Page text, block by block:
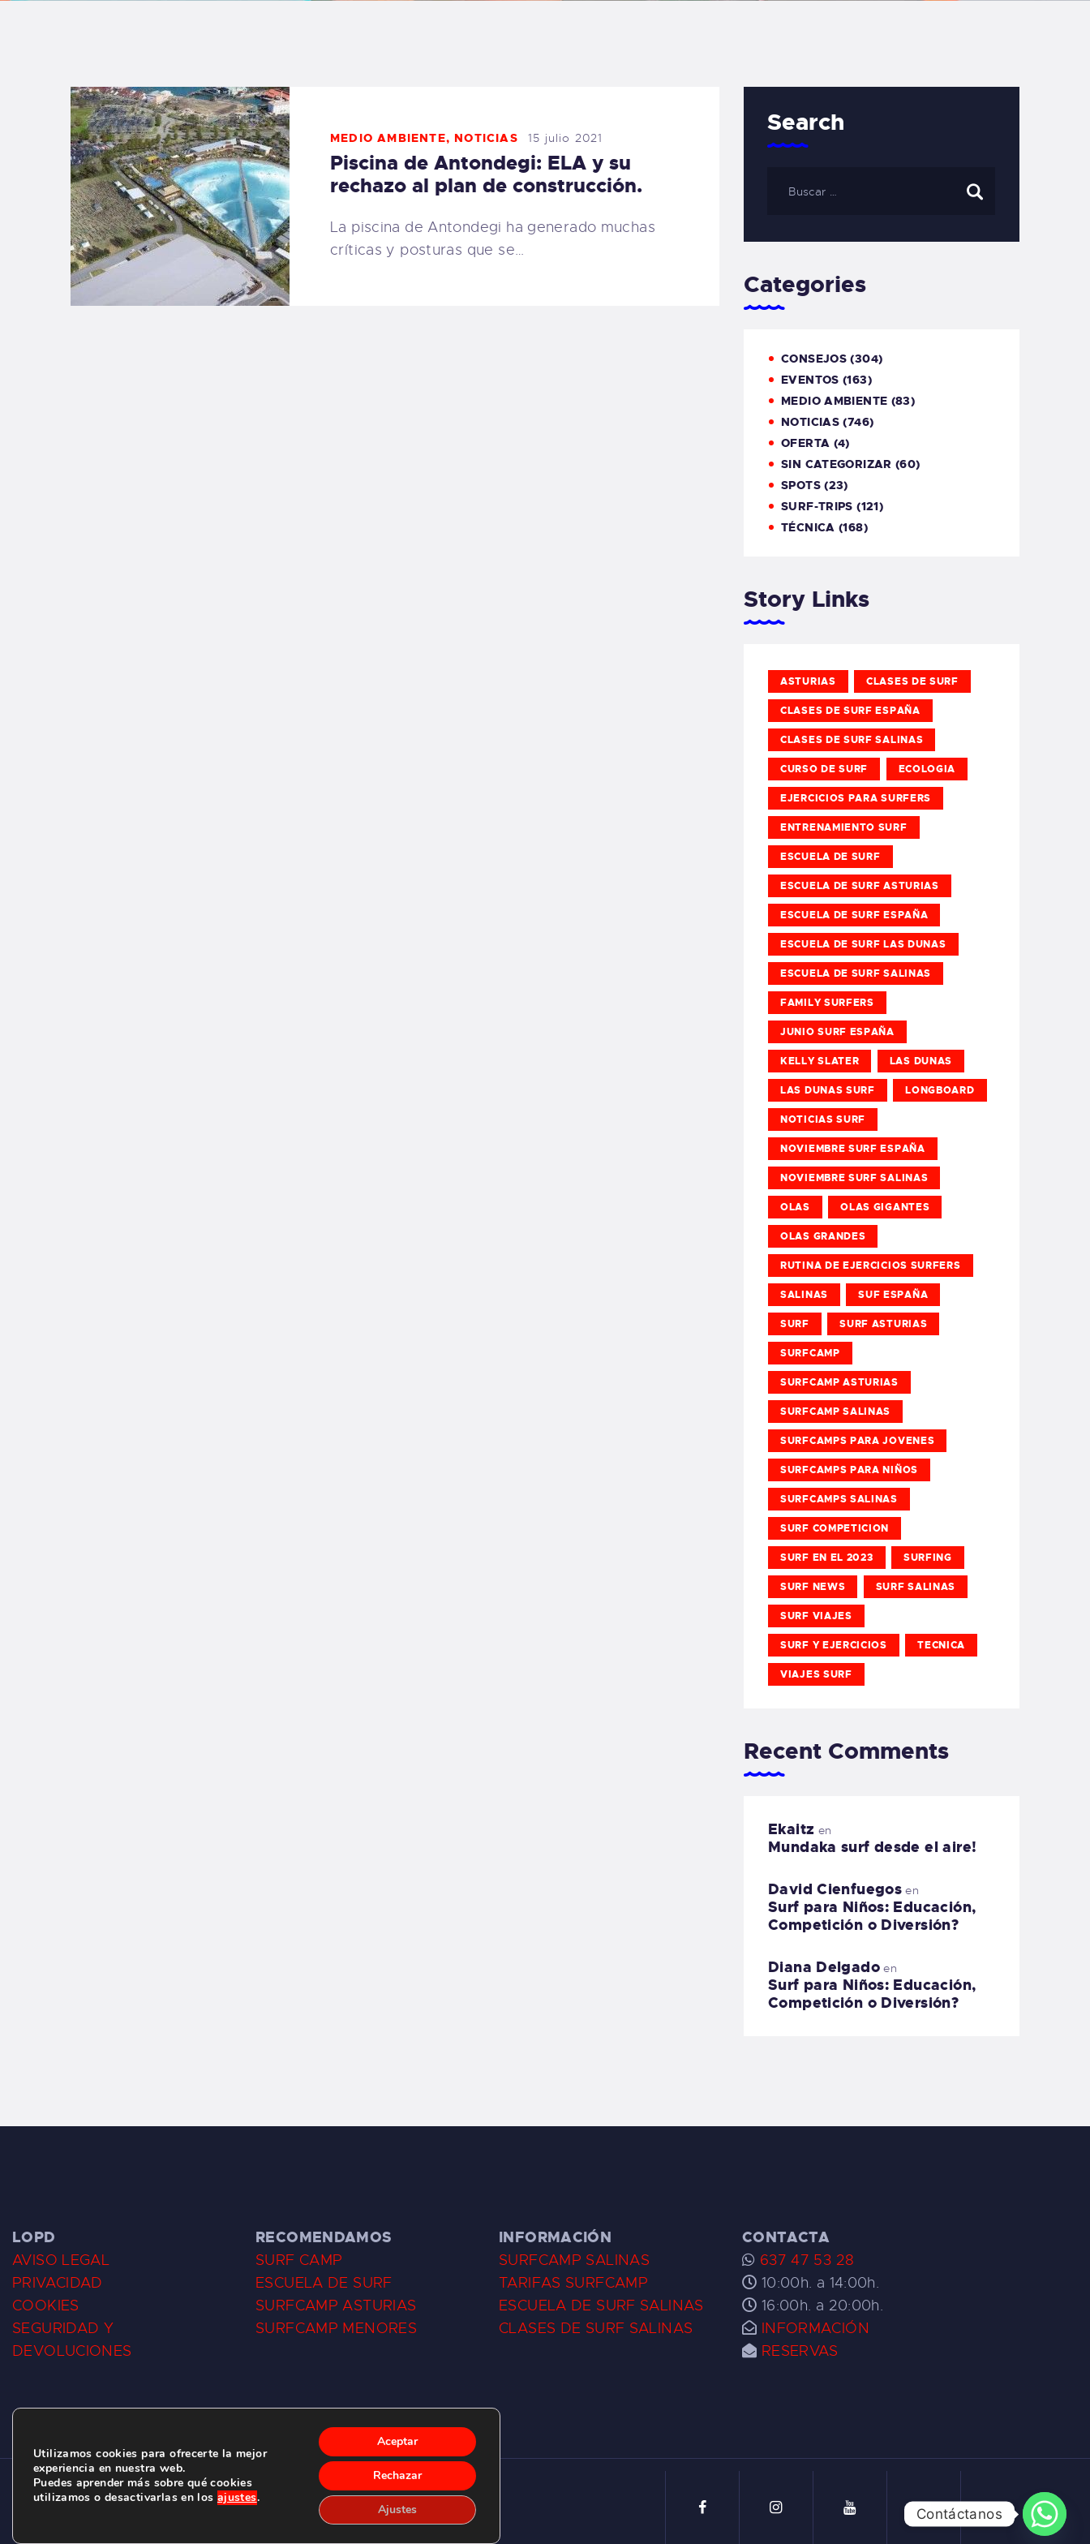
CARRITO
TIENDA FAMILY
SURFERS
MEDIO AMBIENTE, NOTICIAS 15 julio 2021
Piscina de Antondegi: ELA y su
rechazo al plan de construcción.
La piscina de Antondegi ha generado muchas
críticas y posturas que se…
Search
Categories
CONSEJOS (304)
EVENTOS (163)
MEDIO AMBIENTE (83)
NOTICIAS (746)
OFERTA (4)
SIN CATEGORIZAR (60)
SPOTS(23)
SURF-TRIPS (121)
TÉCNICA (168)
Story Links
ASTURIAS CLASES DE SURF
CLASES DE SURF ESPAÑA
CLASES DE SURF SALINAS
CURSO DE SURF ECOLOGIA
EJERCICIOS PARA SURFERS
ENTRENAMIENTO SURF
ESCUELA DE SURF
ESCUELA DE SURF ASTURIAS
ESCUELA DE SURF ESPAÑA
ESCUELA DE SURF LAS DUNAS
ESCUELA DE SURF SALINAS
FAMILY SURFERS
JUNIO SURF ESPAÑA
KELLY SLATER LAS DUNAS
LAS DUNAS SURF LONGBOARD
NOTICIAS SURF
NOVIEMBRE SURF ESPAÑA
NOVIEMBRE SURF SALINAS
OLAS OLAS GIGANTES
OLAS GRANDES
RUTINA DE EJERCICIOS SURFERS
SALINAS SUF ESPAÑA
SURF SURF ASTURIAS
SURFCAMP
SURFCAMP ASTURIAS
SURFCAMP SALINAS
SURFCAMPS PARA JOVENES
SURFCAMPS PARA NIÑOS
SURFCAMPS SALINAS
SURF COMPETICION
SURF EN EL 2023 SURFING
SURF NEWS SURF SALINAS
SURF VIAJES
SURF Y EJERCICIOS TECNICA
VIAJES SURF
Recent Comments
Ekaitz en
Mundaka surf desde el aire!
David Cienfuegos en
Surf para Niños: Educación,
Competición o Diversión?
Diana Delgadoen
Surf para Niños: Educación,
Competición o Diversión?
LOPD
AVISO LEGAL
PRIVACIDAD
COOKIES
SEGURIDAD Y
DEVOLUCIONES
RECOMENDAMOS
SURF CAMP
ESCUELA DE SURF
SURFCAMP ASTURIAS
SURFCAMP MENORES
INFORMACIÓN
SURFCAMP SALINAS
TARIFAS SURFCAMP
ESCUELA DE SURF SALINAS
CLASES DE SURF SALINAS
CONTACTA
637 47 53 28
10:00h. a 14:00h.
16:00h. a 20:00h.
INFORMACIÓN
RESERVAS
CLUB DE SURF LAS DUNAS ©2026.
C/ BERNARDO ÁLVAREZ GALAN 1, SALINAS (ASTURIAS)
Utilizamos cookies para ofrecerte la mejor
experiencia en nuestra web.
Puedes aprender más sobre qué cookies
utilizamos o desactivarlas en los ajustes.
Aceptar
Rechazar
Ajustes Contáctanos